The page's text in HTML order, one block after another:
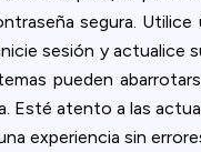
segura.
sesión y actualice
pueden
Esté atento a las
experiencia sin